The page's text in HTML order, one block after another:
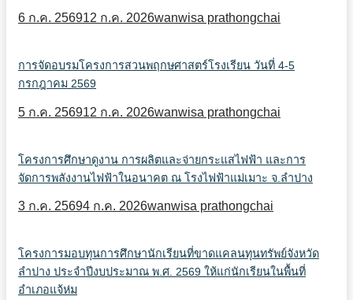
6 ก.ค. 256912 ก.ค. 2026wanwisa prathongchai
การจัดอบรมโครงการสวนพฤกษศาสตร์โรงเรียน วันที่ 4-5
กรกฎาคม 2569
5 ก.ค. 256912 ก.ค. 2026wanwisa prathongchai
โครงการศึกษาดูงาน การผลิตและจ่ายกระแสไฟฟ้า และการ
จัดการพลังงานไฟฟ้าในอนาคต ณ โรงไฟฟ้าแม่เมาะ จ.ลำปาง
3 ก.ค. 25694 ก.ค. 2026wanwisa prathongchai
โครงการมอบทุนการศึกษานักเรียนที่ขาดแคลนทุนทรัพย์จังหวัด
ลำปาง ประจำปีงบประมาณ พ.ศ. 2569 ให้แก่นักเรียนในพื้นที่
อำเภอแจ้ห่ม